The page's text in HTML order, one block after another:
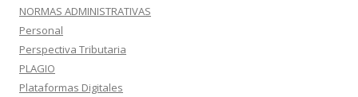
NORMAS ADMINISTRATIVAS
Personal
Perspectiva Tributaria
PLAGIO
Plataformas Digitales